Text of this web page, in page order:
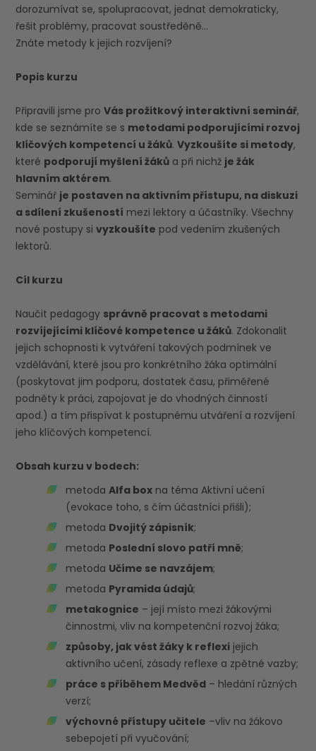
dorozumívat se, spolupracovat, jednat demokraticky,
řešit problémy, pracovat soustředěně...
Znáte metody k jejich rozvíjení?
Popis kurzu
Připravili jsme proVás prožitkový interaktivní seminář,
kde se seznámíte se s metodami podporujícími rozvoj
klíčových kompetencí u žáků.Vyzkoušíte si metody,
které podporují myšlení žáků a při nichž je žák
hlavním aktérem.
Seminář je postaven na aktivním přístupu, na diskuzi
a sdílení zkušeností mezi lektory a účastníky. Všechny
nové postupy sivyzkoušíte pod vedením zkušených
lektorů.
Cíl kurzu
Naučit pedagogy správně pracovat s metodami
rozvíjejícími klíčové kompetence u žáků. Zdokonalit
jejich schopnosti k vytváření takových podmínek ve
vzdělávání, které jsou pro konkrétního žáka optimální
(poskytovat jim podporu, dostatek času, přiměřené
podněty k práci, zapojovat je do vhodných činností
apod.) a tím přispívat k postupnému utváření a rozvíjení
jeho klíčových kompetencí.
Obsah kurzu v bodech:
metodaAlfa box na téma Aktivní učení
(evokace toho, s čím účastníci přišli);
metoda Dvojitý zápisník;
metoda Poslední slovo patří mně;
metoda Učíme se navzájem;
metoda Pyramida údajů;
metakognice – její místo mezi žákovými
činnostmi, vliv na kompetenční rozvoj žáka;
způsoby, jak vést žáky k reflexi jejich
aktivního učení, zásady reflexe a zpětné vazby;
práce s příběhem Medvěd – hledání různých
verzí;
výchovné přístupy učitele –vliv na žákovo
sebepojetí při vyučování;